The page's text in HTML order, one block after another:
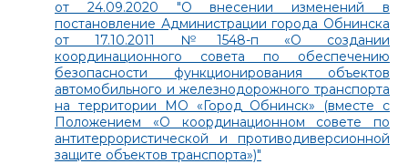
от 24.09.2020 "О внесении изменений в
постановление Администрации города Обнинска
от 17.10.2011 №1548-п «О создании
координационного совета по обеспечению
безопасности функционирования объектов
автомобильного и железнодорожного транспорта
на территории МО «Город Обнинск» (вместе с
Положением «О координационном совете по
антитеррористической и противодиверсионной
защите объектов транспорта»)"